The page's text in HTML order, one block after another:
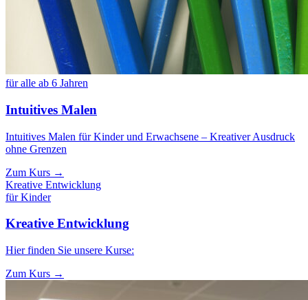
für alle ab 6 Jahren
Intuitives Malen
Intuitives Malen für Kinder und Erwachsene – Kreativer Ausdruck
ohne Grenzen
Zum Kurs →
Kreative Entwicklung
für Kinder
Kreative Entwicklung
Hier finden Sie unsere Kurse:
Zum Kurs →